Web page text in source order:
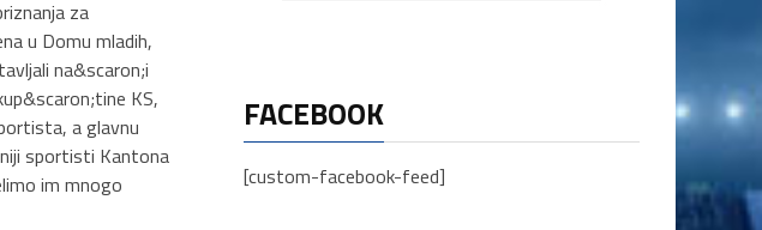
za
u Domu mladih,
na&scaron;i
KS,
a glavnu
sportisti Kantona
im mnogo
FACEBOOK
[custom-facebook-feed]